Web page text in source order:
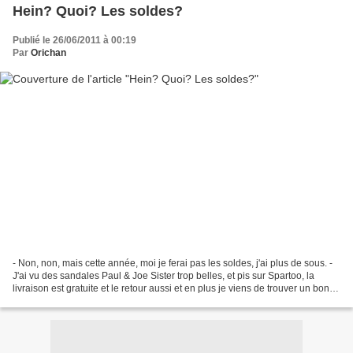
Hein? Quoi? Les soldes?
Publié le 26/06/2011 à 00:19
Par Orichan
- Non, non, mais cette année, moi je ferai pas les soldes, j'ai plus de sous. -
J'ai vu des sandales Paul & Joe Sister trop belles, et pis sur Spartoo, la
livraison est gratuite et le retour aussi et en plus je viens de trouver un bon